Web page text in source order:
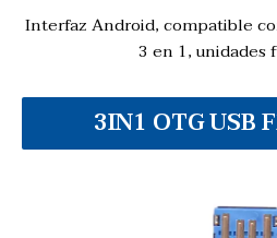
Interfaz Android, compatible
3 en 1, unidades
3IN1 OTG USB